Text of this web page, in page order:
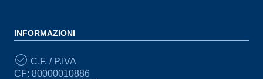
INFORMAZIONI
C.F. / P.IVA
CF: 80000010886